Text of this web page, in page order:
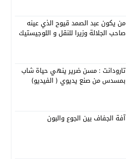
من يكون عبد الصمد قيوح الذي عينه
صاحب الجلالة وزيرا للنقل و اللوجيستيك
تارودانت : مسن ضرير ينهي حياة شاب
بمسدس من صنع يديوي ( الفيديو)
آفة الجفاف بين الجوع والبون